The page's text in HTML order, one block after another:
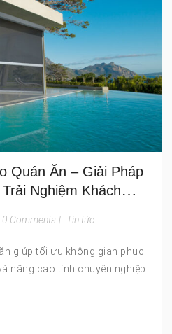
Quán Ăn – Giải Pháp
Nghiệm Khách
0 Comments | Tin tức
giúp tối ưu không gian phục
nâng cao tính chuyên nghiệp.